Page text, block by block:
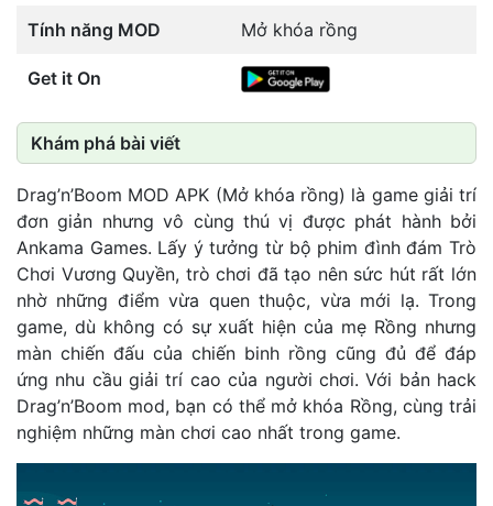
Tính năng MOD Mở khóa rồng
Get it On
Khám phá bài viết
Drag’n’Boom MOD APK (Mở khóa rồng) là game giải trí
đơn giản nhưng vô cùng thú vị được phát hành bởi
Ankama Games. Lấy ý tưởng từ bộ phim đình đám Trò
Chơi Vương Quyền, trò chơi đã tạo nên sức hút rất lớn
nhờ những điểm vừa quen thuộc, vừa mới lạ. Trong
game, dù không có sự xuất hiện của mẹ Rồng nhưng
màn chiến đấu của chiến binh rồng cũng đủ để đáp
ứng nhu cầu giải trí cao của người chơi. Với bản hack
Drag’n’Boom mod, bạn có thể mở khóa Rồng, cùng trải
nghiệm những màn chơi cao nhất trong game.